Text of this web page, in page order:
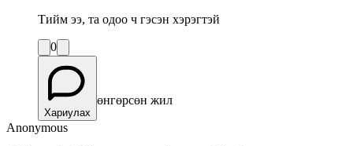
Тийм ээ, та одоо ч гэсэн хэрэгтэй
0
Хариулах
өнгөрсөн жил
Anonymous